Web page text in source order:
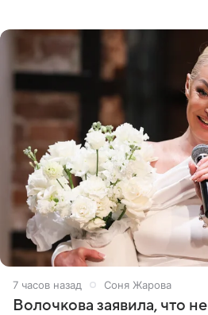
7 часов назад Соня Жарова
Волочкова заявила, что не